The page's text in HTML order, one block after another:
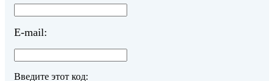
E-mail:
Введите этот код: